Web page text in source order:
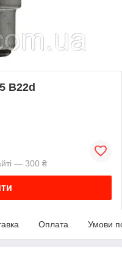
B22d
— 300 ₴
Оплата Умови